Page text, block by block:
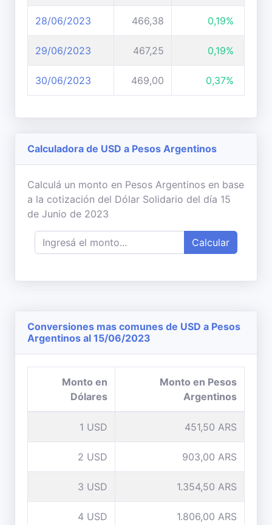
28/06/2023 466,38 0,19%
29/06/2023 467,25 0,19%
30/06/2023 469,00 0,37%
Calculadora de USD a Pesos Argentinos
Calculá un monto en Pesos Argentinos en base
a la cotización del Dólar Solidario del día 15
de Junio de 2023
Calcular
Conversiones mas comunes de USD a Pesos
Argentinos al 15/06/2023
Monto en
Dólares
Monto en Pesos
Argentinos
1 USD 451,50 ARS
2 USD 903,00 ARS
3 USD 1.354,50 ARS
4 USD 1.806,00 ARS